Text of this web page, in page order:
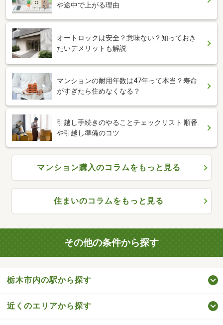
や途中で上がる理由
オートロックは安全？意味ない？知っておき
たいデメリットも解説
マンションの耐用年数は47年って本当？寿命
がすぎたら住めなくなる？
引越し手続きのやることチェックリスト 順番
や引越し準備のコツ
マンション購入のコラムをもっと見る
住まいのコラムをもっと見る
その他の条件から探す
栃木市内の駅から探す
近くのエリアから探す